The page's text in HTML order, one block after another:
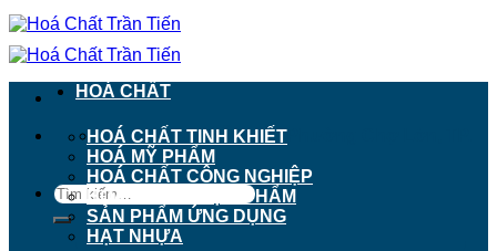
Chuyển
đến
nội
911 - 913 Nguyễn Trãi, Phường Chợ Lớn, TP.
Hồ Chí Minh
Tìm
kiếm:
HOÁ CHẤT
HOÁ CHẤT TINH KHIẾT
HOÁ MỸ PHẨM
HOÁ CHẤT CÔNG NGHIỆP
HOÁ CHẤT THỰC PHẨM
SẢN PHẨM ỨNG DỤNG
HẠT NHỰA